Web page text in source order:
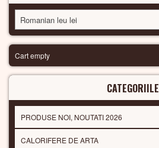
Romanian leu lei
Cart empty
CATEGORIILE
PRODUSE NOI, NOUTATI 2026
CALORIFERE DE ARTA